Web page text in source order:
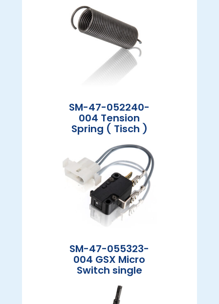
SM-47-052240-
004 Tension
Spring ( Tisch )
SM-47-055323-
004 GSX Micro
Switch single